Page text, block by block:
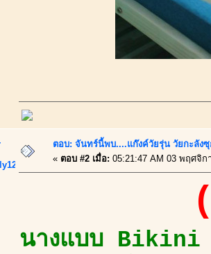
ตอบ: จันทร์นี้พบ....แก๊งค์วัยรุ่น วัยกะลัง
« ตอบ #2 เมื่อ: 05:21:47 AM 03 พฤศจิก
นางแบบ Bikini